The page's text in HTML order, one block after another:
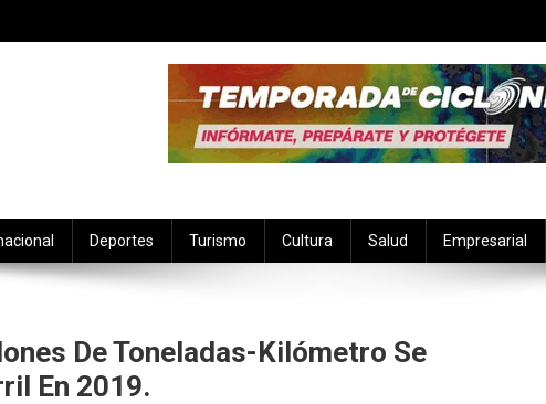
Deportes Turismo Cultura Salud Empresarial
De Toneladas-Kilómetro Se
En 2019.